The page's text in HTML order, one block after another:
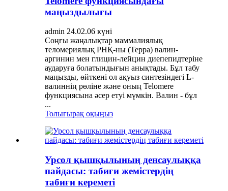
маңыздылығы
admin 24.02.06 күні
Соңғы жаңалықтар маммалиялық
теломериялық РНҚ-ны (Терра) валин-
аргинин мен глицин-лейцин диепепидтеріне
аударуға болатындығын анықтады. Бұл табу
маңызды, өйткені ол ақуыз синтезіндегі L-
валиннің рөліне және оның Telomere
функциясына әсер етуі мүмкін. Валин - бұл
...
Толығырақ оқыңыз
Урсол қышқылының денсаулыққа
пайдасы: табиғи жемістердің
табиғи кереметі